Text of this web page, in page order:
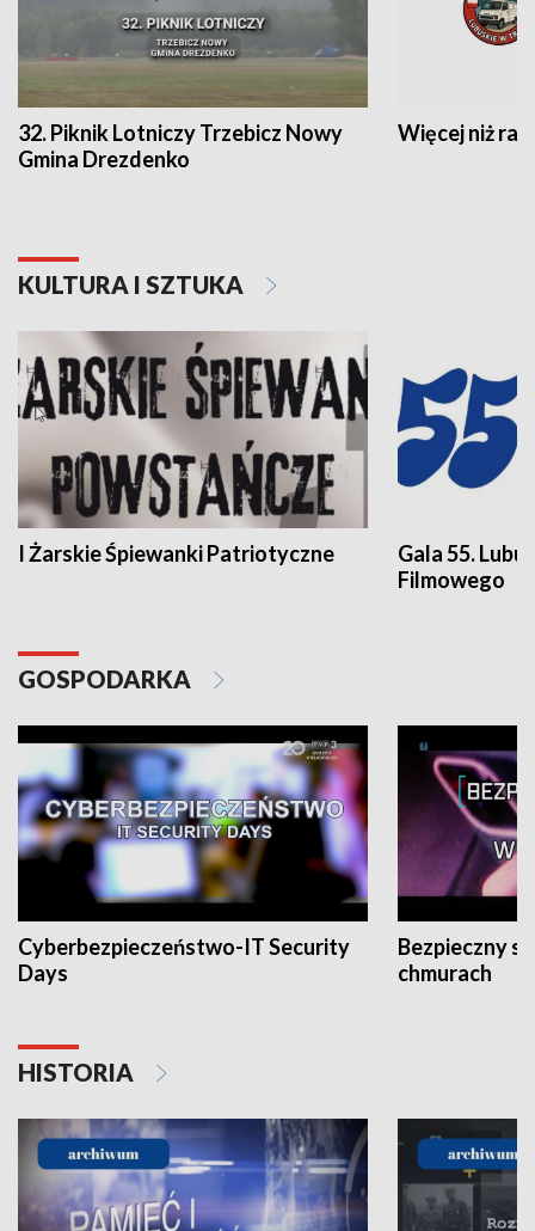
32. Piknik Lotniczy Trzebicz Nowy
Gmina Drezdenko
Więcej niż rajd
KULTURA I SZTUKA
I Żarskie Śpiewanki Patriotyczne
Gala 55.
Filmowego
GOSPODARKA
Cyberbezpieczeństwo-IT Security
Days
Bezpieczny
chmurach
HISTORIA